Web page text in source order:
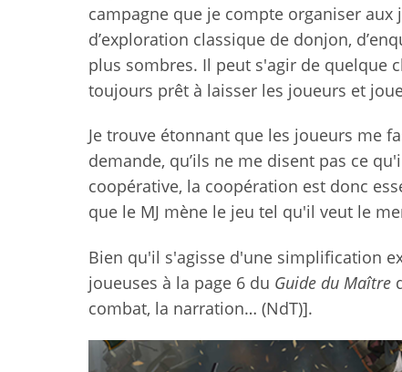
campagne que je compte organiser aux
d’exploration classique de donjon,
plus sombres. Il peut s'agir de quelque
toujours prêt à laisser les joueurs et
Je trouve étonnant que les joueurs me
demande, qu’ils ne me disent pas ce
coopérative, la coopération est donc
que le MJ mène le jeu tel qu'il veut le
Bien qu'il s'agisse d'une simplification
joueuses à la page 6 du Guide du Maître
combat, la narration… (NdT)].